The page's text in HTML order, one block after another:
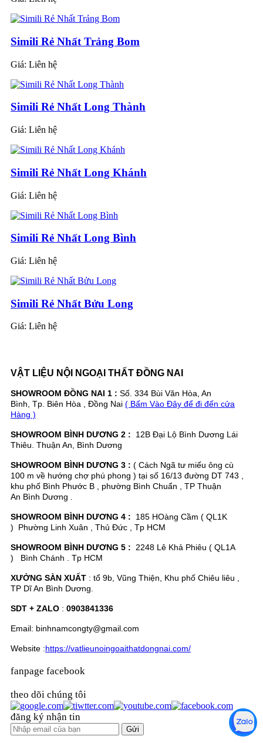
Simili Rẻ Nhất Trảng Bom
Giá: Liên hệ
Simili Rẻ Nhất Long Thành
Giá: Liên hệ
Simili Rẻ Nhất Long Khánh
Giá: Liên hệ
Simili Rẻ Nhất Long Bình
Giá: Liên hệ
Simili Rẻ Nhất Bửu Long
Giá: Liên hệ
VẬT LIỆU NỘI NGOẠI THẤT ĐỒNG NAI
SHOWROOM ĐỒNG NAI 1 : Số. 334 Bùi Văn Hòa, An
Bình, Tp. Biên Hòa , Đồng Nai ( Bấm Vào Đây để đi đến cửa
Hàng )
SHOWROOM BÌNH DƯƠNG 2 :
12B Đại Lộ Bình Dương Lái
Thiêu. Thuận An, Bình Dương
SHOWROOM BÌNH DƯƠNG 3 : ( Cách Ngã tư miếu ông cù
100 m về hướng chợ phú phong ) tại số 16/13 đường DT 743 ,
khu phố Bình Phước B , phường Bình Chuẩn , TP Thuận
An Bình Dương .
SHOWROOM BÌNH DƯƠNG 4 :
185 HOàng Cầm ( QL1K
) Phường Linh Xuân , Thủ Đức , Tp HCM
SHOWROOM BÌNH DƯƠNG 5 : 2248 Lê Khả Phiêu ( QL1A
) Bình Chánh . Tp HCM
XƯỞNG SÀN XUẤT : tổ 9b, Vũng Thiện, Khu phố Chiêu liêu ,
TP Dĩ An Bình Dương.
SDT + ZALO : 0903841336
Email: binhnamcongty@gmail.com
Website :https://vatlieunoingoaithatdongnai.com/
fanpage facebook
theo dõi chúng tôi
đăng ký nhận tin